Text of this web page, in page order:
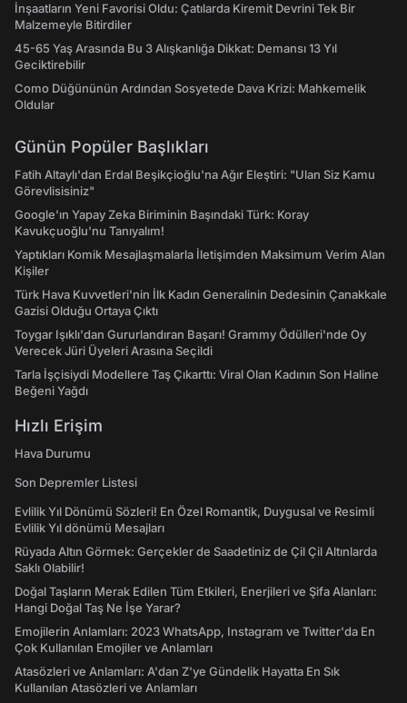
İnşaatların Yeni Favorisi Oldu: Çatılarda Kiremit Devrini Tek Bir
Malzemeyle Bitirdiler
45-65 Yaş Arasında Bu 3 Alışkanlığa Dikkat: Demansı 13 Yıl
Geciktirebilir
Como Düğününün Ardından Sosyetede Dava Krizi: Mahkemelik
Oldular
Günün Popüler Başlıkları
Fatih Altaylı'dan Erdal Beşikçioğlu'na Ağır Eleştiri: "Ulan Siz Kamu
Görevlisisiniz"
Google'ın Yapay Zeka Biriminin Başındaki Türk: Koray
Kavukçuoğlu'nu Tanıyalım!
Yaptıkları Komik Mesajlaşmalarla İletişimden Maksimum Verim Alan
Kişiler
Türk Hava Kuvvetleri'nin İlk Kadın Generalinin Dedesinin Çanakkale
Gazisi Olduğu Ortaya Çıktı
Toygar Işıklı'dan Gururlandıran Başarı! Grammy Ödülleri'nde Oy
Verecek Jüri Üyeleri Arasına Seçildi
Tarla İşçisiydi Modellere Taş Çıkarttı: Viral Olan Kadının Son Haline
Beğeni Yağdı
Hızlı Erişim
Hava Durumu
Son Depremler Listesi
Evlilik Yıl Dönümü Sözleri! En Özel Romantik, Duygusal ve Resimli
Evlilik Yıl dönümü Mesajları
Rüyada Altın Görmek: Gerçekler de Saadetiniz de Çil Çil Altınlarda
Saklı Olabilir!
Doğal Taşların Merak Edilen Tüm Etkileri, Enerjileri ve Şifa Alanları:
Hangi Doğal Taş Ne İşe Yarar?
Emojilerin Anlamları: 2023 WhatsApp, Instagram ve Twitter'da En
Çok Kullanılan Emojiler ve Anlamları
Atasözleri ve Anlamları: A'dan Z'ye Gündelik Hayatta En Sık
Kullanılan Atasözleri ve Anlamları